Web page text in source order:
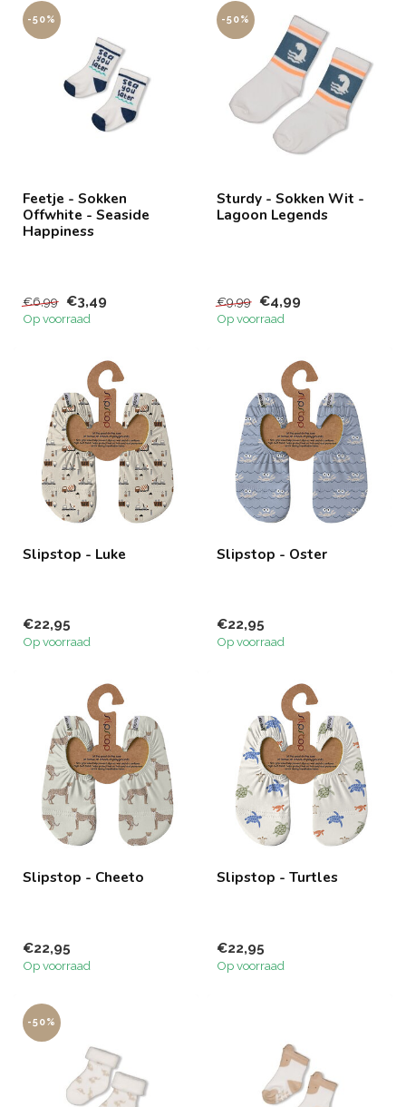
-50%
Feetje - Sokken
Offwhite - Seaside
Happiness
€6,99 €3,49
Op voorraad
-50%
Sturdy - Sokken Wit -
Lagoon Legends
€9,99 €4,99
Op voorraad
Slipstop - Luke
€22,95
Op voorraad
Slipstop - Oster
€22,95
Op voorraad
Slipstop - Cheeto
€22,95
Op voorraad
Slipstop - Turtles
€22,95
Op voorraad
-50%